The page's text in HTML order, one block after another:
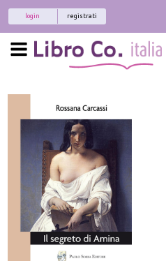
registrati
login